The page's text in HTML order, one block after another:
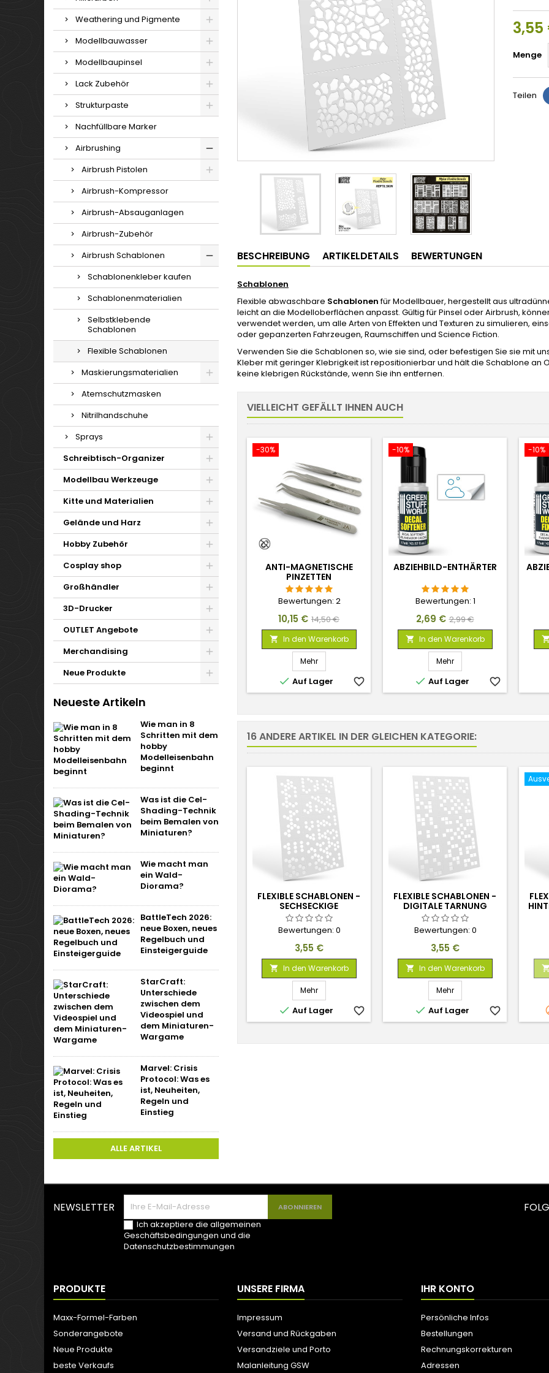
Weathering und Pigmente
Modellbauwasser
Modellbaupinsel
Lack Zubehör
Strukturpaste
Nachfüllbare Marker
Airbrushing
Airbrush Pistolen
Airbrush-Kompressor
Airbrush-Absauganlagen
Airbrush-Zubehör
Airbrush Schablonen
Schablonenkleber kaufen
Schablonenmaterialien
Selbstklebende
Schablonen
Flexible Schablonen
Maskierungsmaterialien
Atemschutzmasken
Nitrilhandschuhe
Sprays
Schreibtisch-Organizer
Modellbau Werkzeuge
Kitte und Materialien
Gelände und Harz
Hobby Zubehör
Cosplay shop
Großhändler
3D-Drucker
OUTLET Angebote
Merchandising
Neue Produkte
Neueste Artikeln
Wie man in 8
Schritten mit dem
hobby
Modelleisenbahn
beginnt
Was ist die Cel-
Shading-Technik
beim Bemalen von
Miniaturen?
Wie macht man
ein Wald-
Diorama?
BattleTech 2026:
neue Boxen, neues
Regelbuch und
Einsteigerguide
StarCraft:
Unterschiede
zwischen dem
Videospiel und
dem Miniaturen-
Wargame
Marvel: Crisis
Protocol: Was es
ist, Neuheiten,
Regeln und
Einstieg
ALLE ARTIKEL
3,55
Menge
Teilen
BESCHREIBUNG ARTIKELDETAILS BEWERTUNGEN
Schablonen
Flexible abwaschbare Schablonenfür Modellbauer, hergestellt aus
leicht an die Modelloberflächen anpasst. Gültig für Pinsel oder Airbrush,
verwendet werden, um alle Arten von Effekten und Texturen zu simulieren,
oder gepanzerten Fahrzeugen, Raumschiffen und Science Fiction.
Verwenden Sie die Schablonen so, wie sie sind, oder befestigen Sie sie mit
Kleber mit geringer Klebrigkeit ist repositionierbar und hält die Schablone an
keine klebrigen Rückstände, wenn Sie ihn entfernen.
VIELLEICHT GEFÄLLT IHNEN AUCH
-30%
ANTI-MAGNETISCHE
PINZETTEN
Bewertungen: 2
Preis
10,15 € Verkaufspreis
14,50 €
 In den Warenkorb
Mehr
 Auf Lager favorite_border
-10%
ABZIEHBILD-ENTHÄRTER
Bewertungen: 1
Preis
2,69 € Verkaufspreis
2,99 €
 In den Warenkorb
Mehr
 Auf Lager favorite_border
-10%

16 ANDERE ARTIKEL IN DER GLEICHEN KATEGORIE:
FLEXIBLE SCHABLONEN -
SECHSECKIGE
CAMOUFLAGE (4X5MM)
Bewertungen: 0
Preis
3,55 €
 In den Warenkorb
Mehr
 Auf Lager favorite_border
FLEXIBLE SCHABLONEN -
DIGITALE TARNUNG
(5MM)
Bewertungen: 0
Preis
3,55 €
 In den Warenkorb
Mehr
 Auf Lager favorite_border

NEWSLETTER
Ich akzeptiere die allgemeinen
Geschäftsbedingungen und die
Datenschutzbestimmungen
PRODUKTE
Maxx-Formel-Farben
Sonderangebote
Neue Produkte
beste Verkaufs
UNSERE FIRMA
Impressum
Versand und Rückgaben
Versandziele und Porto
Malanleitung GSW
IHR KONTO
Persönliche Infos
Bestellungen
Rechnungskorrekturen
Adressen